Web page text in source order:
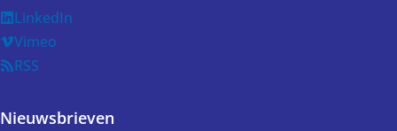
LinkedIn
Vimeo
RSS
Nieuwsbrieven